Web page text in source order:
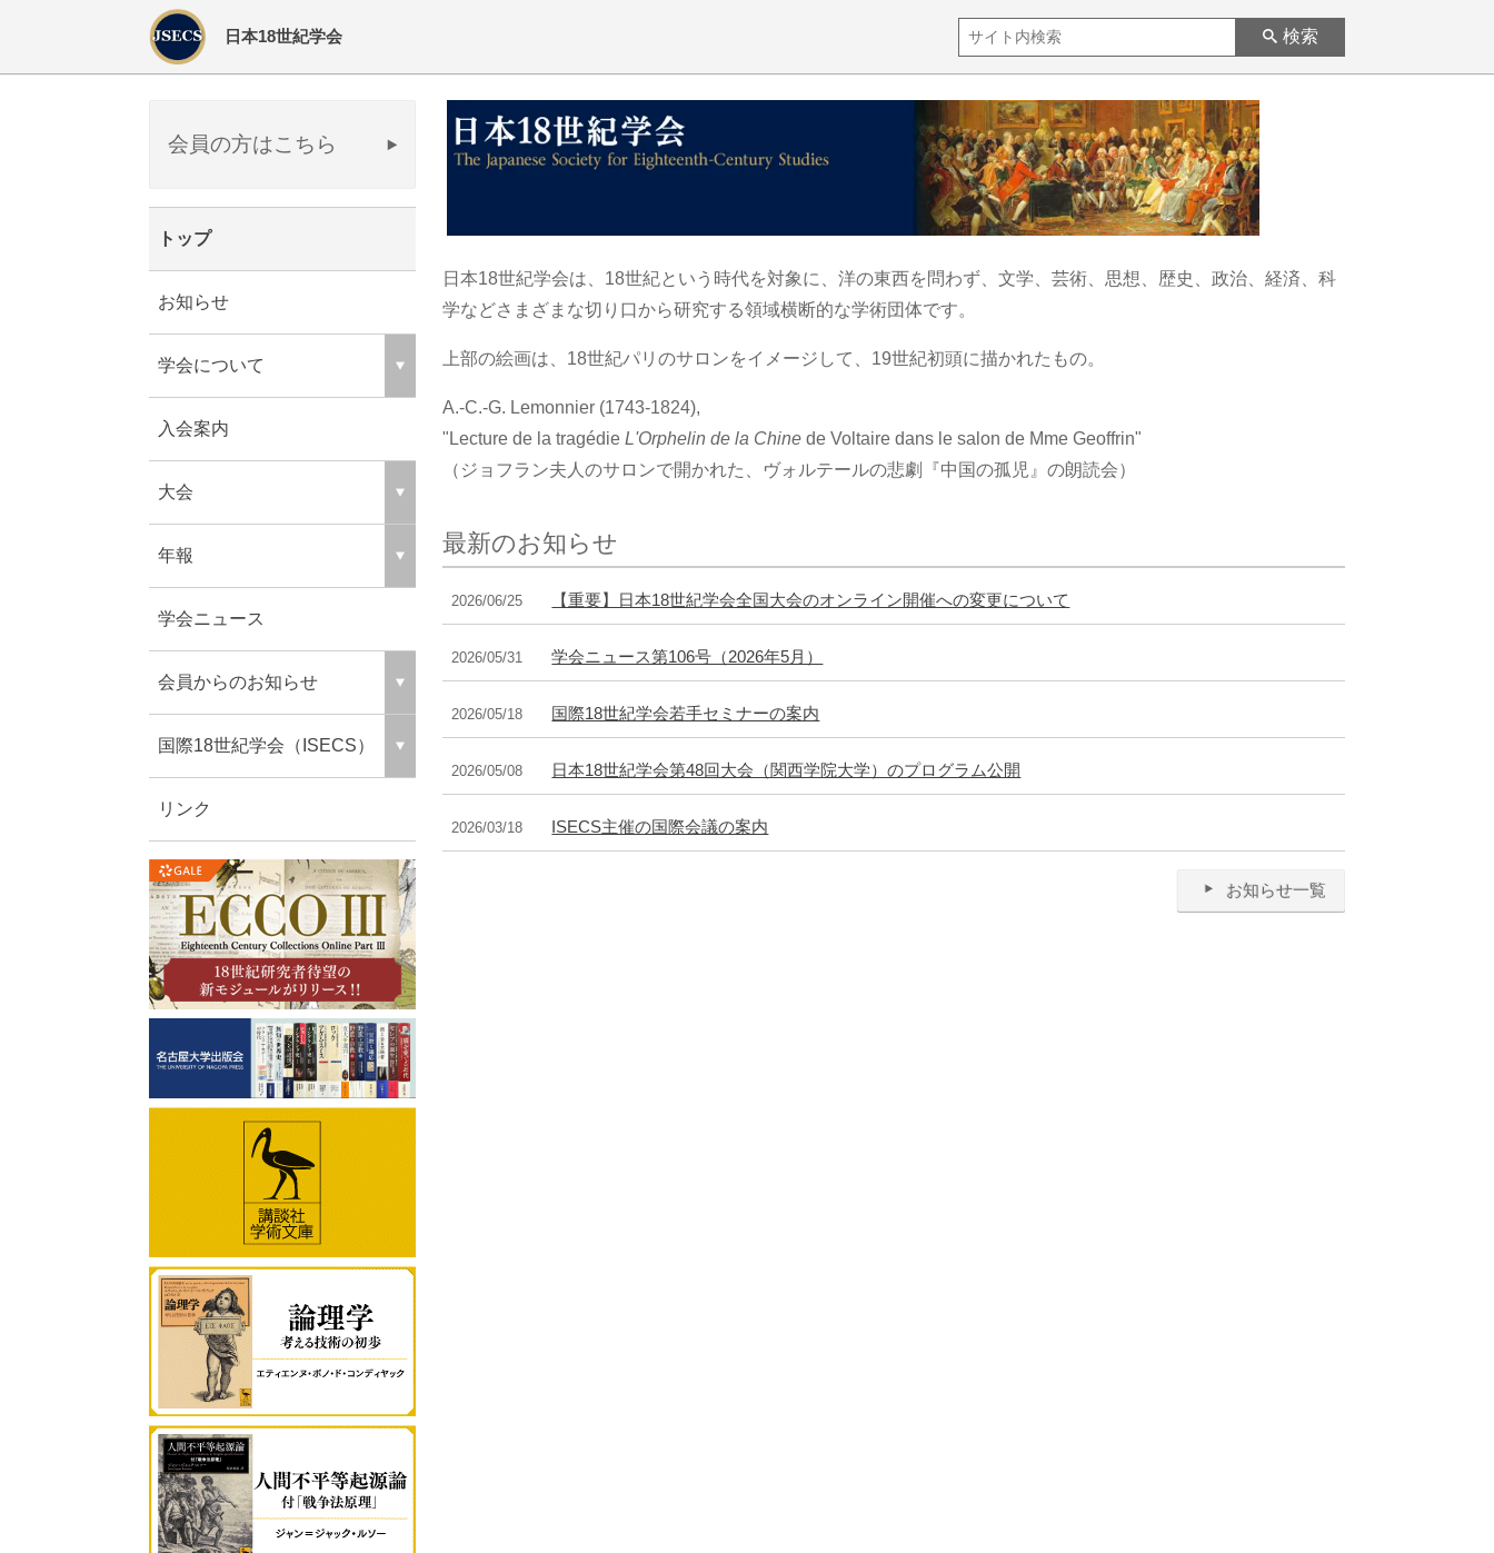
日本18世紀学会 検索
会員の方はこちら
トップ
お知らせ
学会について
入会案内
大会
年報
​学会ニュース
会員からのお知らせ
国際18世紀学会（ISECS）
リンク
日本18世紀学会は、18世紀という時代を対象に、洋の東西を問わず、文学、芸術、思想、歴史、政治、経済、科
学などさまざまな切り口から研究する領域横断的な学術団体です。
上部の絵画は、18世紀パリのサロンをイメージして、19世紀初頭に描かれたもの。
A.-C.-G. Lemonnier (1743-1824),
"Lecture de la tragédieL'Orphelin de la Chine de Voltaire dans le salon de Mme Geoffrin"
（ジョフラン夫人のサロンで開かれた、ヴォルテールの悲劇『中国の孤児』の朗読会）
最新のお知らせ
2026/06/25 【重要】日本18世紀学会全国大会のオンライン開催への変更について
2026/05/31 学会ニュース第106号（2026年5月）
2026/05/18 国際18世紀学会若手セミナーの案内
2026/05/08 日本18世紀学会第48回大会（関西学院大学）のプログラム公開
2026/03/18 ISECS主催の国際会議の案内
お知らせ一覧